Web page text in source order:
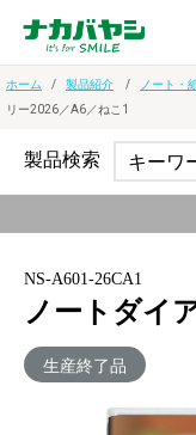
ホーム 製品紹介 ノート・
リー2026／A6／ねこ1
NS-A601-26CA1
ノートダイ
生産終了品
製品検索